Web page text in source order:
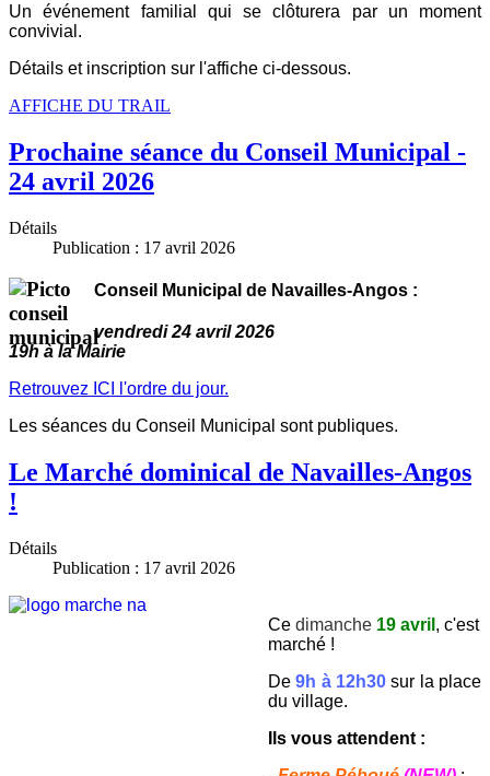
Un événement familial qui se clôturera par un moment
convivial.
Détails et inscription sur l'affiche ci-dessous.
AFFICHE DU TRAIL
Prochaine séance du Conseil Municipal -
24 avril 2026
Détails
Publication : 17 avril 2026
Conseil Municipal de Navailles-Angos :
vendredi 24 avril 2026
19h à la Mairie
Retrouvez ICI l'ordre du jour.
Les séances du Conseil Municipal sont publiques.
Le Marché dominical de Navailles-Angos
!
Détails
Publication : 17 avril 2026
Ce dimanche 19 avril , c'est
marché !
De9h à 12h30 sur la place
du village.
Ils vous attendent :